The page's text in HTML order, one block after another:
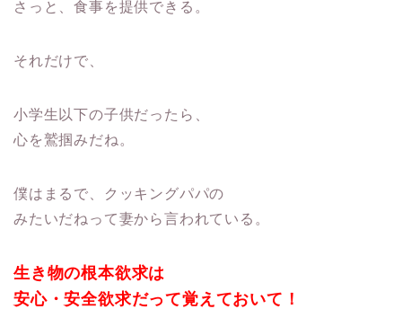
さっと、食事を提供できる。
それだけで、
小学生以下の子供だったら、
心を鷲掴みだね。
僕はまるで、クッキングパパの
みたいだねって妻から言われている。
生き物の根本欲求は
安心・安全欲求だって覚えておいて！